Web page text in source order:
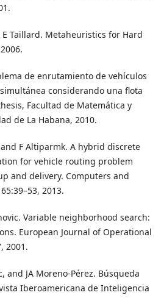
E Taillard. Metaheuristics for Hard
de enrutamiento de vehículos
considerando una flota
Facultad de Matemática y
de La Habana, 2010.
and F Altiparmk. A hybrid discrete
for vehicle routing problem
and delivery. Computers and
2013.
Variable neighborhood search:
European Journal of Operational
2001.
and JA Moreno-Pérez. Búsqueda
Iberoamericana de Inteligencia